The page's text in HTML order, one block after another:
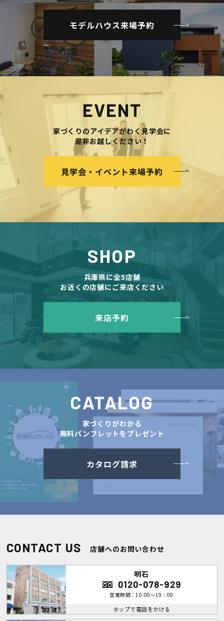
モデルハウス来場予約
EVENT
家づくりのアイデアがわく見学会に
是非お越しください！
見学会・イベント来場予約
SHOP
兵庫県に全5店舗
お近くの店舗にご来店ください
来店予約
CATALOG
家づくりがわかる
無料パンフレットをプレゼント
カタログ請求
CONTACT US 店舗へのお問い合わせ
明石
0120-078-929
営業時間：10:00～19：00
タップで電話をかける